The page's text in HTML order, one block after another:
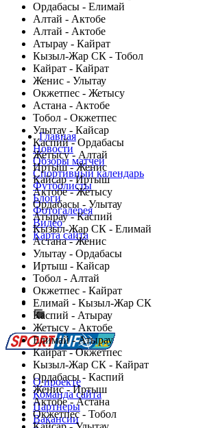
Ордабасы - Елимай
Алтай - Актобе
Алтай - Актобе
Атырау - Кайрат
Кызыл-Жар СК - Тобол
Кайрат - Кайрат
Женис - Улытау
Окжетпес - Жетысу
Астана - Актобе
Тобол - Окжетпес
Улытау - Кайсар
Каспий - Ордабасы
Жетысу - Алтай
Иртыш - Женис
Кайсар - Иртыш
Актобе - Жетысу
Ордабасы - Улытау
Атырау - Каспий
Кызыл-Жар СК - Елимай
Астана - Женис
Улытау - Ордабасы
Иртыш - Кайсар
Тобол - Алтай
Окжетпес - Кайрат
Елимай - Кызыл-Жар СК
Каспий - Атырау
Жетысу - Актобе
Елимай - Атырау
Кайрат - Окжетпес
Кызыл-Жар СК - Кайрат
Ордабасы - Каспий
Женис - Иртыш
Актобе - Астана
Окжетпес - Тобол
Главная
Новости
Обзоры матчей
Спортивный календарь
Футболисты
Блоги
Фотогалерея
Видео
Карта сайта
Есть идея?
Сообщить о мероприятии
Перейти на старый сайт
О проекте
Команда сайта
Партнеры
Вакансии